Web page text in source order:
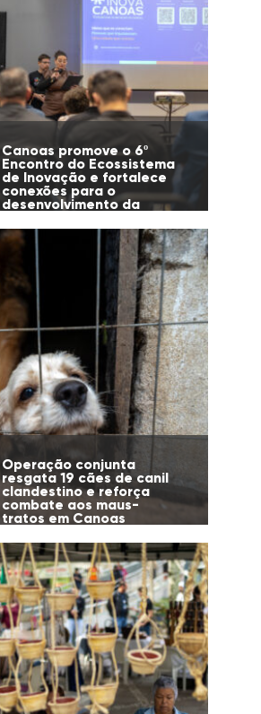
Canoas promove o 6º
Encontro do Ecossistema
de Inovação e fortalece
conexões para o
desenvolvimento da
Operação conjunta
resgata 19 cães de canil
clandestino e reforça
combate aos maus-
tratos em Canoas